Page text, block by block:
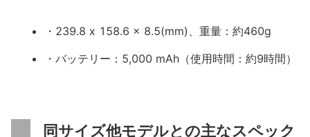
・239.8 x 158.6 x 8.5(mm)、重量：約460g
・バッテリー：5,000 mAh（使用時間：約9時間）
同サイズ他モデルとの主なスペック